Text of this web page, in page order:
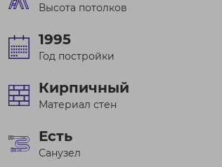
Высота потолков
1995
Год постройки
Кирпичный
Материал стен
Есть
Санузел